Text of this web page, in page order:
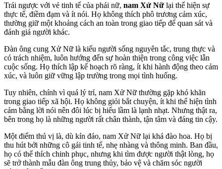
Trái ngược với vẻ tinh tế của phái nữ, nam Xử Nữ lại thể hiện sự
thực tế, điềm đạm và ít nói. Họ không thích phô trương cảm xúc,
thường giữ một khoảng cách an toàn trong giao tiếp để quan sát và
đánh giá người khác.
Đàn ông cung Xử Nữ là kiểu người sống nguyên tắc, trung thực và
có trách nhiệm, luôn hướng đến sự hoàn thiện trong công việc lẫn
cuộc sống. Họ thích lập kế hoạch rõ ràng, ít khi hành động theo cảm
xúc, và luôn giữ vững lập trường trong mọi tình huống.
Tuy nhiên, chính vì quá lý trí, nam Xử Nữ thường gặp khó khăn
trong giao tiếp xã hội. Họ không giỏi bắt chuyện, ít khi thể hiện tình
cảm bằng lời nói nên đôi lúc bị hiểu lầm là lạnh nhạt. Nhưng thật ra,
bên trong họ là những người rất chân thành, tận tâm và đáng tin cậy.
Một điểm thú vị là, dù kín đáo, nam Xử Nữ lại khá đào hoa. Họ bị
thu hút bởi những cô gái tinh tế, nhẹ nhàng và thông minh. Ban đầu,
họ có thể thích chinh phục, nhưng khi tìm được người thật lòng, họ
sẽ trở thành mẫu đàn ông trung thủy, bảo vệ và chăm sóc người